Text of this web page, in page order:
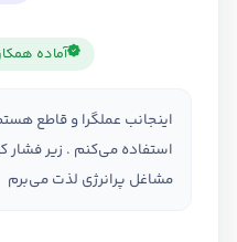
آماده
اینجانب عملگرا و قاطع
استفاده می‌کنم . زیر فشار
مشاغل پرانرژی لذت می‌برم